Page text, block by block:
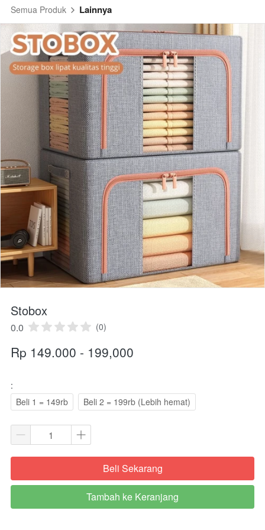
Semua Produk Lainnya
Stobox
0.0 (0)
Rp 149.000 - 199,000
:
Beli 1 = 149rb
Beli 2 = 199rb (Lebih hemat)
`Beli Sekarang
`
Tambah ke Keranjang